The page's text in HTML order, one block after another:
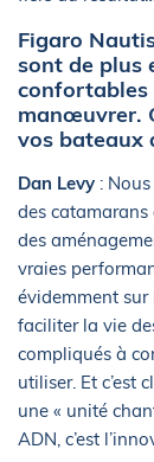
Figaro
sont de plus
confortables
manœuvrer.
vos bateaux
Dan Levy :
des
des
vraies
évidemment
faciliter la vie
compliqués à
utiliser. Et c’est
une « unité
ADN, c’est